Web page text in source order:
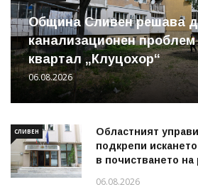
Община Сливен решава
канализационен проблем
квартал „Клуцохор“
06.08.2026
СЛИВЕН
Областният
подкрепи
в почистването на
06.08.2026